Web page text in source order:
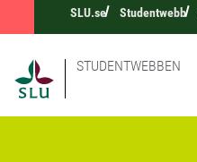
SLU.se Studentwebb
STUDENTWEBBEN